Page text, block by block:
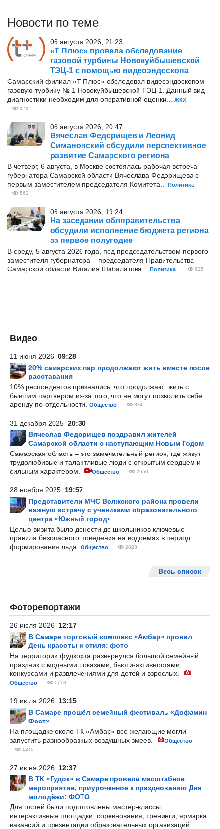
Новости по теме
06 августа 2026, 21:23
«Т Плюс» провела обследование
газовой турбины Новокуйбышевской
ТЭЦ-1 с помощью видеоэндоскопа
Самарский филиал «Т Плюс» обследовал видеоэндоскопом
газовую турбину № 1 Новокуйбышевской ТЭЦ-1. Данный вид
диагностики необходим для оперативной оценки...
ЖКХ
576
06 августа 2026, 20:47
Вячеслав Федорищев и Леонид
Симановский обсудили перспективное
развитие Самарского региона
В четверг, 6 августа, в Москве состоялась рабочая встреча
губернатора Самарской области Вячеслава Федорищева с
первым заместителем председателя Комитета...
Политика
562
06 августа 2026, 19:24
На заседании облправительства
обсудили исполнение бюджета региона
за первое полугодие
В среду, 5 августа 2026 года, под председательством первого
заместителя губернатора – председателя Правительства
Самарской области Виталия Шабалатова...
Политика 625
Видео
11 июня 2026 09:28
20% самарских пар продолжают жить вместе после
расставания
10% респондентов признались, что продолжают жить с
бывшим партнером из-за того, что не могут позволить себе
аренду по-отдельности.
Общество 834
31 декабря 2025 20:30
Вячеслав Федорищев поздравил жителей
Самарской области с наступающим Новым Годом
Самарская область – это замечательный регион, где живут
трудолюбивые и талантливые люди с открытым сердцем и
сильным характером.
Общество 2650
28 ноября 2025 19:57
Представители МЧС Волжского района провели
важную встречу с учениками образовательного
центра «Южный город»
Целью визита было донести до школьников ключевые
правила безопасного поведения на водоемах в период
формирования льда.
Общество 2823
Весь список
Фоторепортажи
26 июля 2026 12:17
В Самаре торговый комплекс «Амбар» провел
День красоты и стиля: фото
На территории фудкорта развернулся большой семейный
праздник с модными показами, бьюти-активностями,
конкурсами и развлечениями для детей и взрослых.
Общество 1718
19 июля 2026 13:15
В Самаре прошёл семейный фестиваль «Дофамин
Фест»
На площадке около ТК «Амбар» все желающие могли
запустить разнообразных воздушных змеев.
Общество
1240
27 июня 2026 12:37
В ТК «Гудок» в Самаре провели масштабное
мероприятие, приуроченное к празднованию Дня
молодёжи: ФОТО
Для гостей были подготовлены мастер-классы,
интерактивные площадки, соревнования, тренинги, ярмарка
вакансий и презентации образовательных организаций